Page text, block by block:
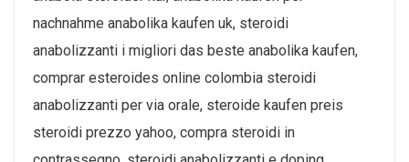
nachnahme anabolika kaufen uk, steroidi
anabolizzanti i migliori das beste anabolika kaufen,
comprar esteroides online colombia steroidi
anabolizzanti per via orale, steroide kaufen preis
steroidi prezzo yahoo, compra steroidi in